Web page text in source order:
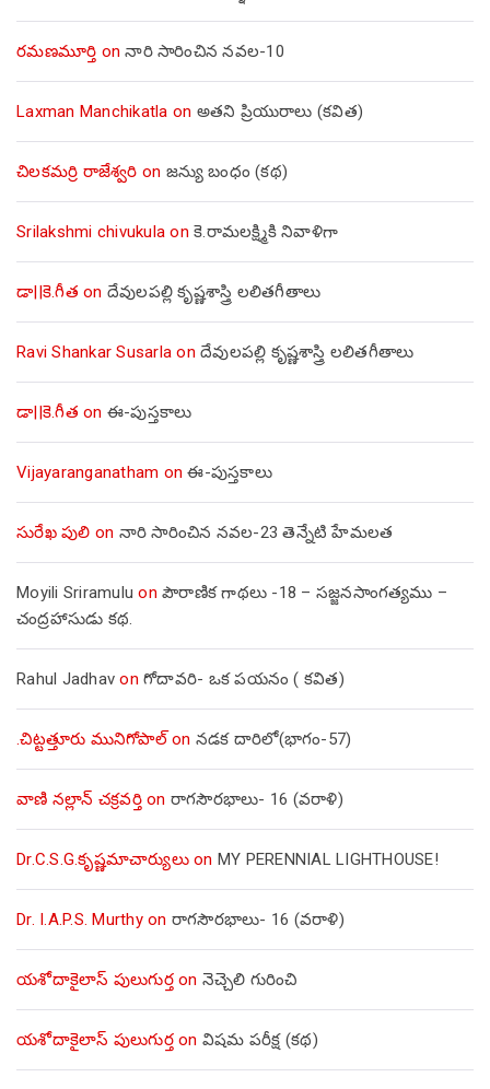
రమణమూర్తి onనారి సారించిన నవల-10
Laxman Manchikatla on అతని ప్రియురాలు (కవిత)
చిలకమర్రి రాజేశ్వరి on జన్యు బంధం (కథ)
Srilakshmi chivukula on కె.రామలక్ష్మికి నివాళిగా
డా||కె.గీత on దేవులపల్లి కృష్ణశాస్త్రి లలితగీతాలు
Ravi Shankar Susarla on దేవులపల్లి కృష్ణశాస్త్రి లలితగీతాలు
డా||కె.గీత on ఈ-పుస్తకాలు
Vijayaranganatham onఈ-పుస్తకాలు
సురేఖ పులి on నారి సారించిన నవల-23 తెన్నేటి హేమలత
Moyili Sriramulu on పౌరాణిక గాథలు -18 – సజ్జనసాంగత్యము –
చంద్రహాసుడు కథ.
Rahul Jadhav on గోదావరి- ఒక పయనం ( కవిత)
.చిట్టత్తూరు మునిగోపాల్on నడక దారిలో(భాగం-57)
వాణి నల్లాన్ చక్రవర్తిon రాగసౌరభాలు- 16 (వరాళి)
Dr.C.S.G.కృష్ణమాచార్యులుon MY PERENNIAL LIGHTHOUSE!
Dr. I.A.P.S. Murthyon రాగసౌరభాలు- 16 (వరాళి)
యశోదాకైలాస్ పులుగుర్తon నెచ్చెలి గురించి
యశోదాకైలాస్ పులుగుర్తon విషమ పరీక్ష (క‌థ‌)